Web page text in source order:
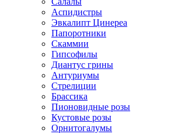
Аспидистры
Эвкалипт Цинереа
Папоротники
Скаммии
Гипсофилы
Диантус грины
Антуриумы
Стрелиции
Брассика
Пионовидные розы
Кустовые розы
Орнитогалумы